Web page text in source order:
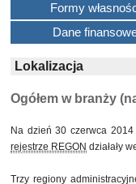
Formy
Dane
Lokalizacja
Ogółem w branży
Na dzień 30 czerwca
rejestrze REGON działały
Trzy regiony